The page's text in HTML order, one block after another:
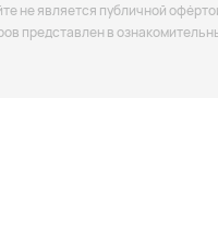
не является публичной
представлен в